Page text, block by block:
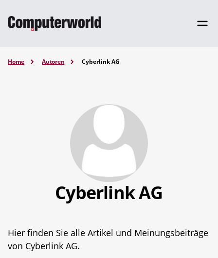
Home Autoren Cyberlink AG
Cyberlink AG
Hier finden Sie alle Artikel und Meinungsbeiträge
von Cyberlink AG.